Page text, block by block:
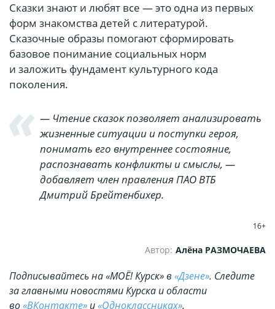
Сказки знают и любят все — это одна из первых
форм знакомства детей с литературой.
Сказочные образы помогают сформировать
базовое понимание социальных норм
и заложить фундамент культурного кода
поколения.
— Чтение сказок позволяет анализировать
жизненные ситуации и поступки героя,
понимать его внутреннее состояние,
распознавать конфликты и смыслы, —
добавляет член правления ПАО ВТБ
Дмитрий Брейтенбихер.
16+
Автор: Алёна РАЗМОЧАЕВА
Подписывайтесь на «МОЁ! Курск» в «Дзене». Cледите
за главными новостями Курска и области
во«ВКонтакте» и«Одноклассниках».